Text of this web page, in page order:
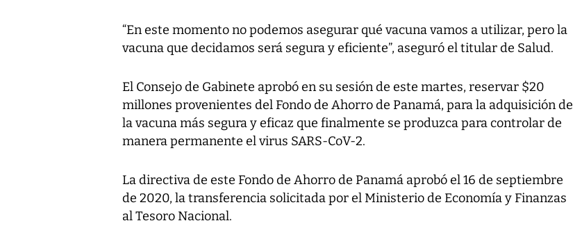
“En este momento no podemos asegurar qué vacuna vamos a utilizar, pero la
vacuna que decidamos será segura y eficiente”, aseguró el titular de Salud.
El Consejo de Gabinete aprobó en su sesión de este martes, reservar $20
millones provenientes del Fondo de Ahorro de Panamá, para la adquisición de
la vacuna más segura y eficaz que finalmente se produzca para controlar de
manera permanente el virus SARS-CoV-2.
La directiva de este Fondo de Ahorro de Panamá aprobó el 16 de septiembre
de 2020, la transferencia solicitada por el Ministerio de Economía y Finanzas
al Tesoro Nacional.